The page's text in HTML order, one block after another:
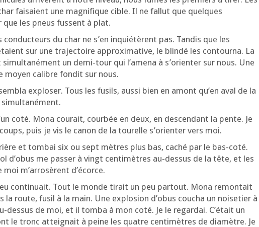
fai­saient une magni­fique cible. Il ne fal­lut que quelques
que les pneus fussent à plat.
conduc­teurs du char ne s’en inquié­tèrent pas. Tan­dis que les
sur une tra­jec­toire approxi­ma­tive, le blin­dé les contour­na. La
un demi-tour qui l’a­me­na à s’o­rien­ter sur nous. Une
moyen calibre fon­dit sur nous.
explo­ser. Tous les fusils, aus­si bien en amont qu’en aval de la
coté. Mona cou­rait, cour­bée en deux, en des­cen­dant la pente. Je
puis je vis le canon de la tou­relle s’o­rien­ter vers moi.
et tom­bai six ou sept mètres plus bas, caché par le bas-coté.
d’o­bus me pas­ser à vingt cen­ti­mètres au-des­sus de la tête, et les
m’ar­ro­sèrent d’écorce.
conti­nuait. Tout le monde tirait un peu par­tout. Mona remon­tait
la route, fusil à la main. Une explo­sion d’o­bus cou­cha un noi­se­tier à
des­sus de moi, et il tom­ba à mon coté. Je le regar­dai. C’é­tait un
le tronc attei­gnait à peine les quatre cen­ti­mètres de dia­mètre. Je